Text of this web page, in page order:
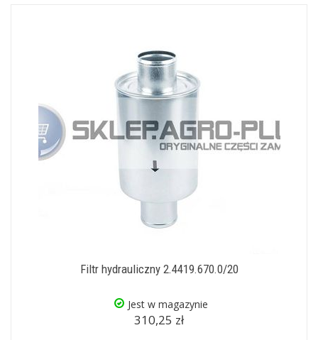
Filtr hydrauliczny 2.4419.670.0/20
Jest w magazynie
310,25 zł